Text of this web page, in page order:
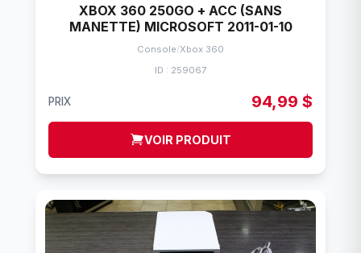
XBOX 360 250GO + ACC (SANS
MANETTE) MICROSOFT 2011-01-10
Console/Xbox 360
ID : 259067
PRIX 94,99 $
VOIR PRODUIT